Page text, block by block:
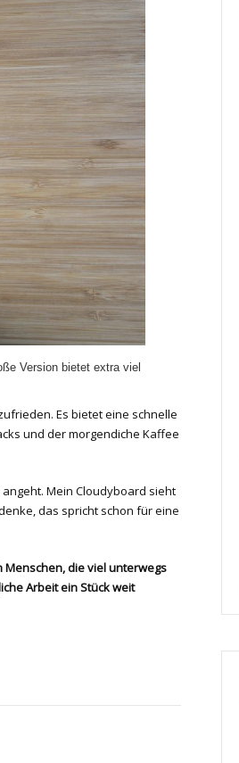
Version bietet extra viel
Es bietet eine schnelle
und der morgendiche Kaffee
Mein Cloudyboard sieht
das spricht schon für eine
die viel unterwegs
Arbeit ein Stück weit